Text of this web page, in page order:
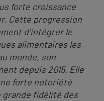
forte croissance
Cette progression
d’intégrer le
alimentaires les
monde, son
depuis 2015. Elle
forte notoriété
grande fidélité des